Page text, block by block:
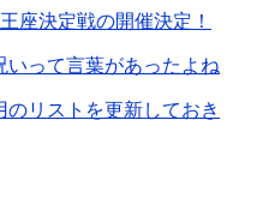
座決定戦の開催決定！
いって言葉があったよね
のリストを更新しておき